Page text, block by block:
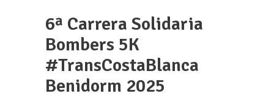
6ª Carrera Solidaria
Bombers 5K
#TransCostaBlanca
Benidorm 2025